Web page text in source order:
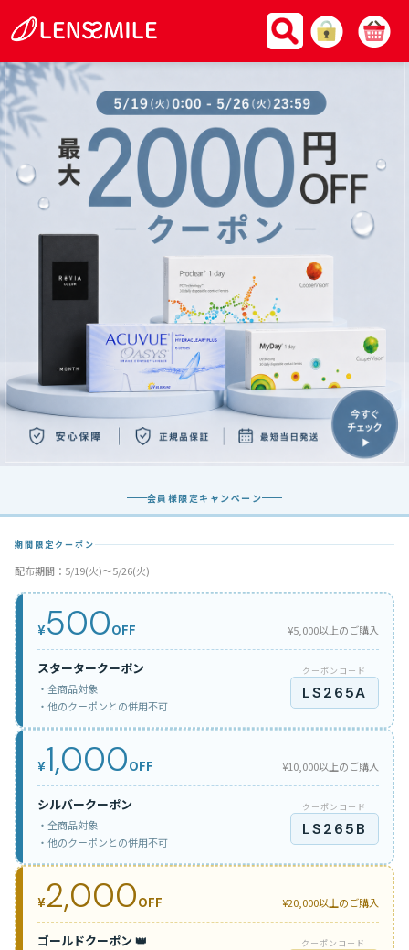
会員様限定キャンペーン
期間限定クーポン
配布期間：5/19(火)〜5/26(火)
¥500OFF ¥5,000以上のご購入
スタータークーポン
・全商品対象
・他のクーポンとの併用不可
クーポンコード
LS265A
¥1,000OFF ¥10,000以上のご購入
シルバークーポン
・全商品対象
・他のクーポンとの併用不可
クーポンコード
LS265B
¥2,000OFF ¥20,000以上のご購入
ゴールドクーポン 👑 クーポンコード